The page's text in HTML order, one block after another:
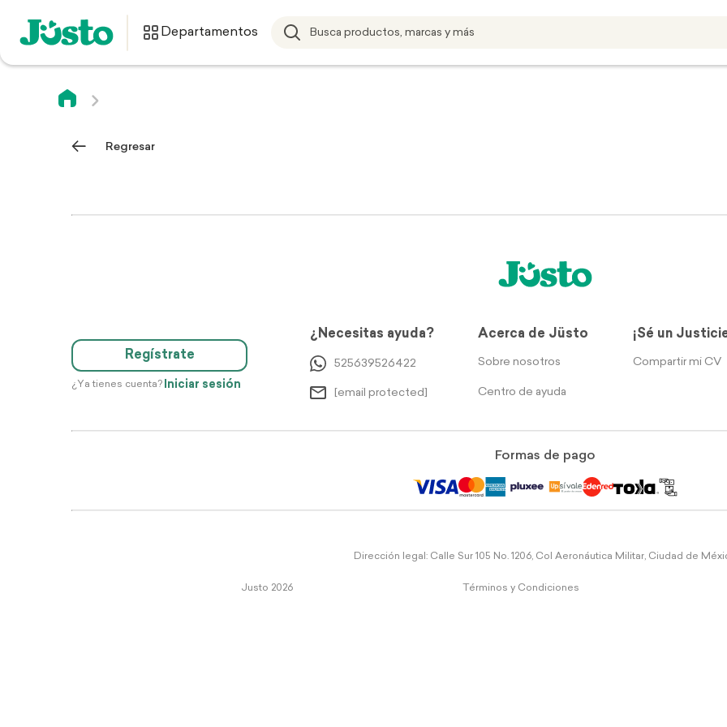
Departamentos
Regresar
Regístrate
¿Ya tienes cuenta? Iniciar sesión
¿Necesitas ayuda?
525639526422
[email protected]
Acerca de Jüsto
Sobre nosotros
Centro de ayuda
¡Sé un
Compartir mi CV
Formas de pago
Dirección legal: Calle Sur 105 No. 1206, Col Aeronáutica Militar, Ciudad de
Justo 2026 Términos y Condiciones